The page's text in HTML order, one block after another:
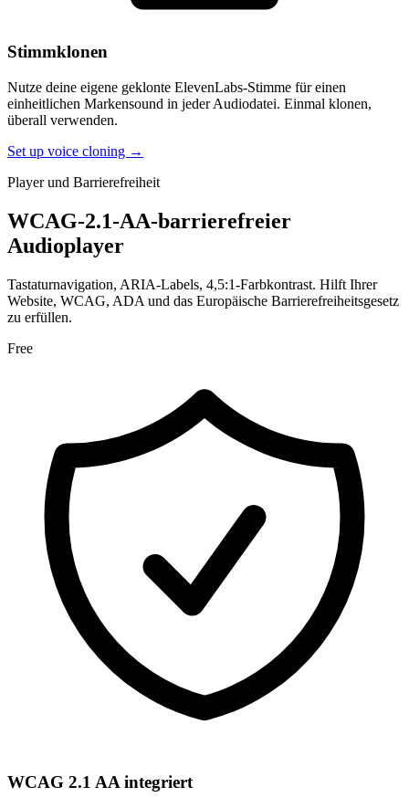
Stimmklonen
Nutze deine eigene geklonte ElevenLabs-Stimme für einen
einheitlichen Markensound in jeder Audiodatei. Einmal klonen,
überall verwenden.
Set up voice cloning →
Player und Barrierefreiheit
WCAG-2.1-AA-barrierefreier
Audioplayer
Tastaturnavigation, ARIA-Labels, 4,5:1-Farbkontrast. Hilft Ihrer
Website, WCAG, ADA und das Europäische Barrierefreiheitsgesetz
zu erfüllen.
Free
WCAG 2.1 AA integriert